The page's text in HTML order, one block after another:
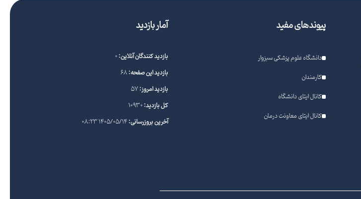
پیوندهای مفید
دانشگاه علوم پزشکی سبزوار
کارمندان
کانال ایتای دانشگاه
کانال ایتای معاونت درمان
آمار بازدید
بازدید کنندگان آنلاین: 0
بازدید این صفحه: 68
بازدید امروز: 57
کل بازدید: 10930
آخرین بروزرسانی: 1405/05/14 08:23